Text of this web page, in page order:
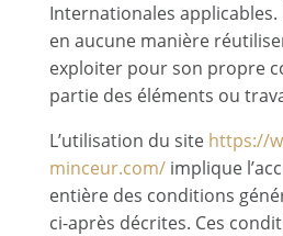
Internationales applicables.
en aucune manière
exploiter pour son propre
partie des éléments ou
L’utilisation du site https://
minceur.com/ implique
entière des conditions
ci-après décrites. Ces